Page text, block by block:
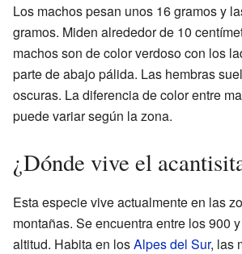
Los machos pesan unos 16 gramos y
gramos. Miden alrededor de 10
machos son de color verdoso con los
parte de abajo pálida. Las hembras
oscuras. La diferencia de color entre
puede variar según la zona.
¿Dónde vive el
Esta especie vive actualmente en las
montañas. Se encuentra entre los 900
altitud. Habita en losAlpes del Sur, las